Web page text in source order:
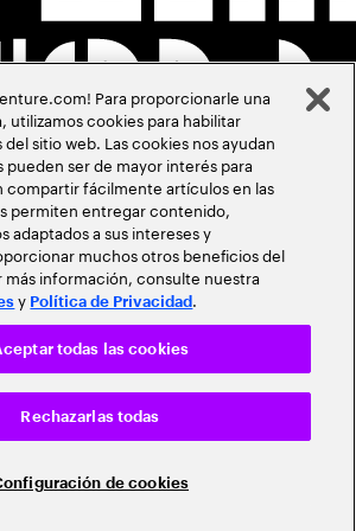
Para proporcionarle una
utilizamos cookies para habilitar
sitio web. Las cookies nos ayudan
pueden ser de mayor interés para
compartir fácilmente artículos en las
permiten entregar contenido,
adaptados a sus intereses y
muchos otros beneficios del
más información, consulte nuestra
y Política de Privacidad .
de cookies
Rechazarlas todas
todas las cookies